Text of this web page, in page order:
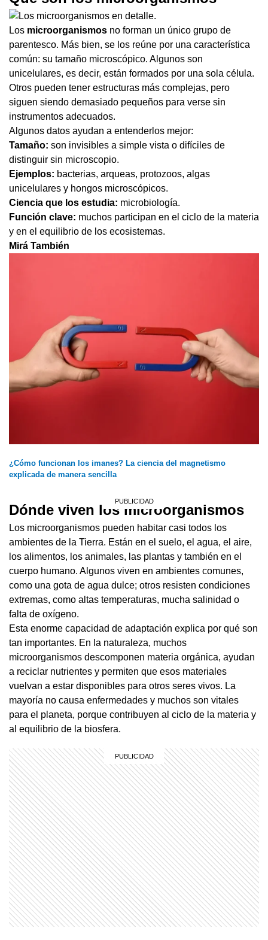
Los microorganismos no forman un único grupo de
parentesco. Más bien, se los reúne por una característica
común: su tamaño microscópico. Algunos son
unicelulares, es decir, están formados por una sola célula.
Otros pueden tener estructuras más complejas, pero
siguen siendo demasiado pequeños para verse sin
instrumentos adecuados.
Algunos datos ayudan a entenderlos mejor:
Tamaño: son invisibles a simple vista o difíciles de
distinguir sin microscopio.
Ejemplos: bacterias, arqueas, protozoos, algas
unicelulares y hongos microscópicos.
Ciencia que los estudia: microbiología.
Función clave: muchos participan en el ciclo de la materia
y en el equilibrio de los ecosistemas.
Mirá También
¿Cómo funcionan los imanes? La ciencia del magnetismo
explicada de manera sencilla
Dónde viven los microorganismos
Los microorganismos pueden habitar casi todos los
ambientes de la Tierra. Están en el suelo, el agua, el aire,
los alimentos, los animales, las plantas y también en el
cuerpo humano. Algunos viven en ambientes comunes,
como una gota de agua dulce; otros resisten condiciones
extremas, como altas temperaturas, mucha salinidad o
falta de oxígeno.
Esta enorme capacidad de adaptación explica por qué son
tan importantes. En la naturaleza, muchos
microorganismos descomponen materia orgánica, ayudan
a reciclar nutrientes y permiten que esos materiales
vuelvan a estar disponibles para otros seres vivos. La
mayoría no causa enfermedades y muchos son vitales
para el planeta, porque contribuyen al ciclo de la materia y
al equilibrio de la biosfera.